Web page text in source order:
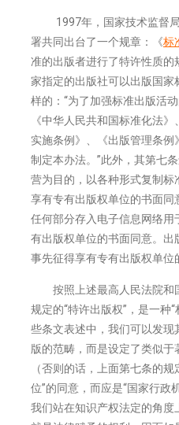
1997年，国家技术监督局
署共同出台了一个规章：《标
准的出版者进行了特许性质
家指定的出版社可以出版国
样的：“为了加强标准出版活
《中华人民共和国标准化法
实施条例》、《出版管理条例
制定本办法。”此外，其第七
营为目的，以各种形式复制
享有专有出版权单位的书面
任何部分存入电子信息网络
有出版权单位的书面同意。
事先征得享有专有出版权单位
按照上述最高人民法院和
规定的“特许出版权”，是一种
些条文表述中，我们可以发现
版的范畴，而是设定了类似于
（否则的话，上面第七条的
位”的同意，而应是“国家行政
我们站在知识产权法定的角